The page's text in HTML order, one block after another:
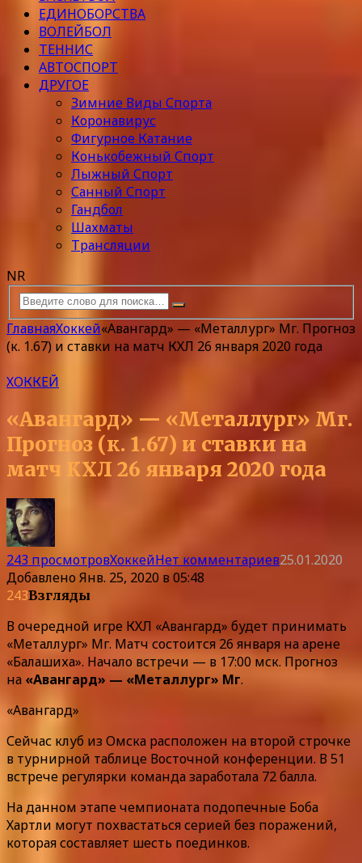
ЕДИНОБОРСТВА
ВОЛЕЙБОЛ
ТЕННИС
АВТОСПОРТ
ДРУГОЕ
Зимние Виды Спорта
Коронавирус
Фигурное Катание
Конькобежный Спорт
Лыжный Спорт
Санный Спорт
Гандбол
Шахматы
Трансляции
NR
ГлавнаяХоккей«Авангард» — «Металлург» Мг. Прогноз
(к. 1.67) и ставки на матч КХЛ 26 января 2020 года
ХОККЕЙ
«Авангард» — «Металлург» Мг.
Прогноз (к. 1.67) и ставки на
матч КХЛ 26 января 2020 года
243 просмотровХоккейНет комментариев25.01.2020
ДобавленоЯнв. 25, 2020 в 05:48
243Взгляды
В очередной игре КХЛ «Авангард» будет принимать
«Металлург» Мг. Матч состоится 26 января на арене
«Балашиха». Начало встречи — в 17:00 мск. Прогноз
на «Авангард» — «Металлург» Мг.
«Авангард»
Сейчас клуб из Омска расположен на второй строчке
в турнирной таблице Восточной конференции. В 51
встрече регулярки команда заработала 72 балла.
На данном этапе чемпионата подопечные Боба
Хартли могут похвастаться серией без поражений,
которая составляет шесть поединков.